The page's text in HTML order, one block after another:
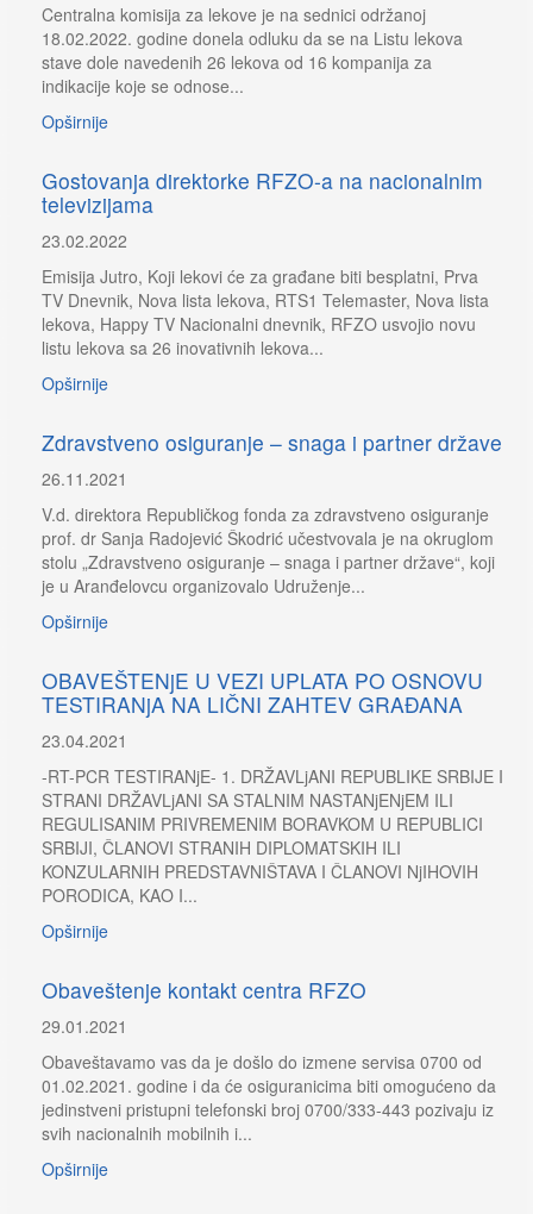
Centralna komisija za lekove je na sednici održanoj
18.02.2022. godine donela odluku da se na Listu lekova
stave dole navedenih 26 lekova od 16 kompanija za
indikacije koje se odnose...
Opširnije
Gostovanja direktorke RFZO-a na nacionalnim
televizijama
23.02.2022
Emisija Jutro, Koji lekovi će za građane biti besplatni, Prva
TV Dnevnik, Nova lista lekova, RTS1 Telemaster, Nova lista
lekova, Happy TV Nacionalni dnevnik, RFZO usvojio novu
listu lekova sa 26 inovativnih lekova...
Opširnije
Zdravstveno osiguranje – snaga i partner države
26.11.2021
V.d. direktora Republičkog fonda za zdravstveno osiguranje
prof. dr Sanja Radojević Škodrić učestvovala je na okruglom
stolu „Zdravstveno osiguranje – snaga i partner države“, koji
je u Aranđelovcu organizovalo Udruženje...
Opširnije
OBAVEŠTENjE U VEZI UPLATA PO OSNOVU
TESTIRANjA NA LIČNI ZAHTEV GRAĐANA
23.04.2021
-RT-PCR TESTIRANjE- 1. DRŽAVLjANI REPUBLIKE SRBIJE I
STRANI DRŽAVLjANI SA STALNIM NASTANjENjEM ILI
REGULISANIM PRIVREMENIM BORAVKOM U REPUBLICI
SRBIJI, ČLANOVI STRANIH DIPLOMATSKIH ILI
KONZULARNIH PREDSTAVNIŠTAVA I ČLANOVI NjIHOVIH
PORODICA, KAO I...
Opširnije
Obaveštenje kontakt centra RFZO
29.01.2021
Obaveštavamo vas da je došlo do izmene servisa 0700 od
01.02.2021. godine i da će osiguranicima biti omogućeno da
jedinstveni pristupni telefonski broj 0700/333-443 pozivaju iz
svih nacionalnih mobilnih i...
Opširnije